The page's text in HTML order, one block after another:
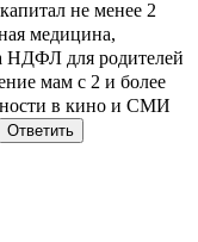
не менее 2
медицина,
НДФЛ для родителей
мам с 2 и более
в кино и СМИ